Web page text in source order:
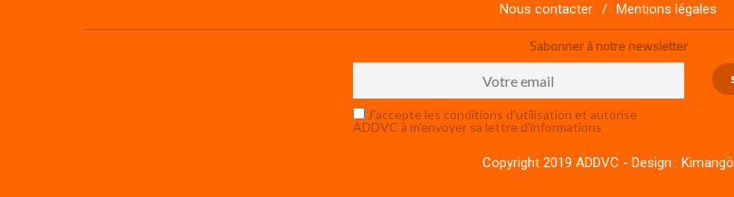
Nous contacter Mentions légales
Sabonner à notre newsletter
J'accepte les conditions d'utilisation et autorise
ADDVC à m'envoyer sa lettre d'informations
Copyright 2019 ADDVC - Design : Kimangö